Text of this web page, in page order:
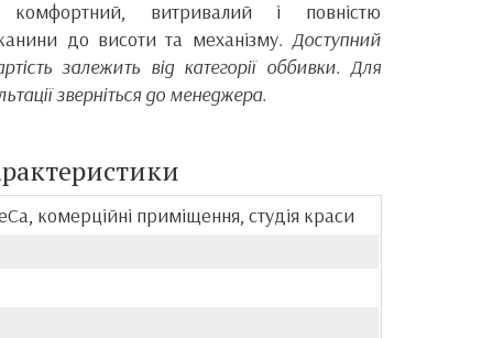
витривалий і повністю
до висоти та механізму. Доступний
залежить від категорії оббивки. Для
зверніться до менеджера.
комерційні приміщення, студія краси